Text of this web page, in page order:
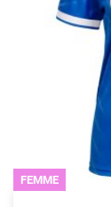
FEMME